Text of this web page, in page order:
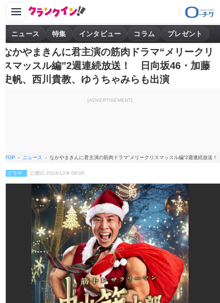
ニュース 特集 インタビュー コラム プレゼント
なかやまきんに君主演の筋肉ドラマ“メリークリ
スマッスル編”2週連続放送！ 日向坂46・加藤
史帆、西川貴教、ゆうちゃみらも出演
[ADVERTISEMENT]
TOP ニュース なかやまきんに君主演の筋肉ドラマ“メリークリスマッスル編”2週連続放送
ドラマ 公開日 2024/12/8 08:00